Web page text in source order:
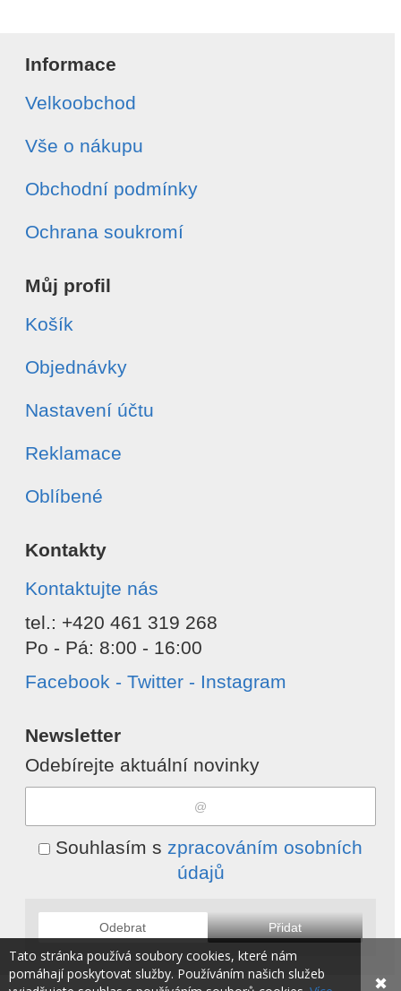
Informace
Velkoobchod
Vše o nákupu
Obchodní podmínky
Ochrana soukromí
Můj profil
Košík
Objednávky
Nastavení účtu
Reklamace
Oblíbené
Kontakty
Kontaktujte nás
tel.: +420 461 319 268
Po - Pá: 8:00 - 16:00
Facebook - Twitter - Instagram
Newsletter
Odebírejte aktuální novinky
Souhlasím s zpracováním osobních
údajů
Odebrat Přidat
Tato stránka používá soubory cookies, které nám
pomáhají poskytovat služby. Používáním našich služeb
✖